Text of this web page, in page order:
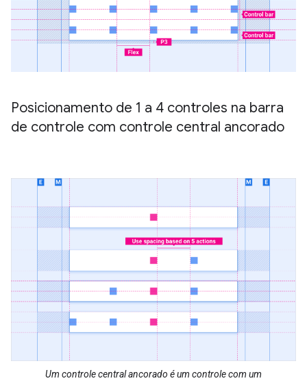
Posicionamento de 1 a 4 controles na barra
de controle com controle central ancorado
Um controle central ancorado é um controle com um